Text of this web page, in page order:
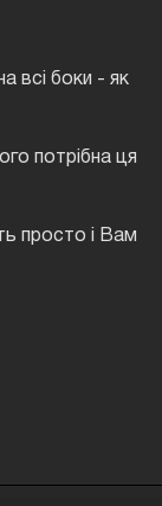
всі боки - як
потрібна ця
просто і Вам